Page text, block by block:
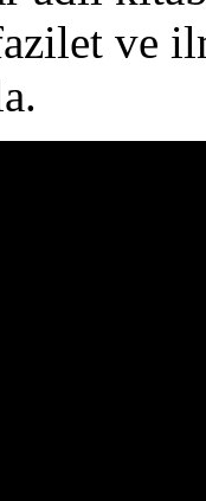
ve